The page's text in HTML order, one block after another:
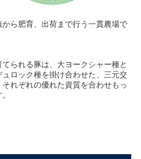
ら肥育、出荷まで行う一貫農場で
られる豚は、大ヨークシャー種と
ロック種を掛け合わせた、 三元交
れぞれの優れた資質を合わせもっ